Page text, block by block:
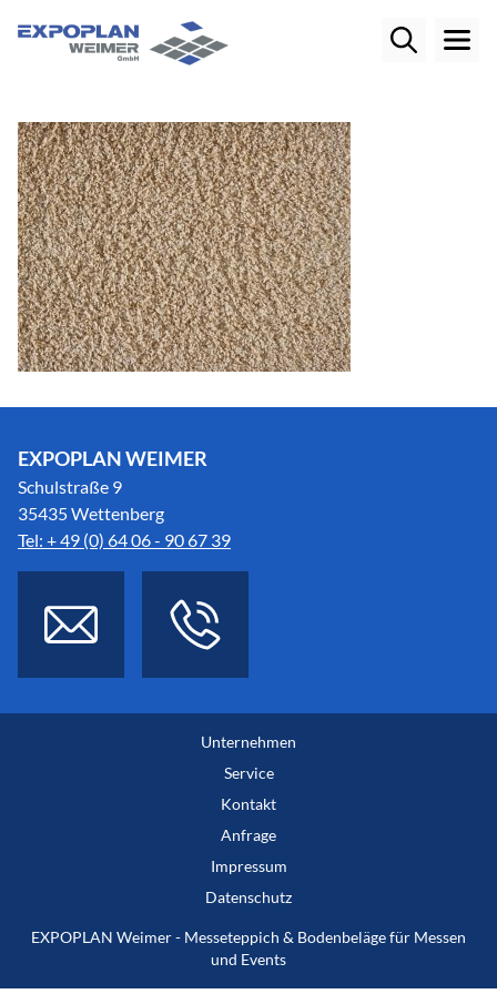
EXPOPLAN WEIMER
Schulstraße 9
35435 Wettenberg
Tel: + 49 (0) 64 06 - 90 67 39
Unternehmen
Service
Kontakt
Anfrage
Impressum
Datenschutz
EXPOPLAN Weimer - Messeteppich & Bodenbeläge für Messen
und Events